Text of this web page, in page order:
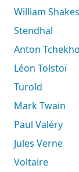
William
Stendhal
Anton
Léon Tolstoï
Turold
Mark Twain
Paul Valéry
Jules Verne
Voltaire